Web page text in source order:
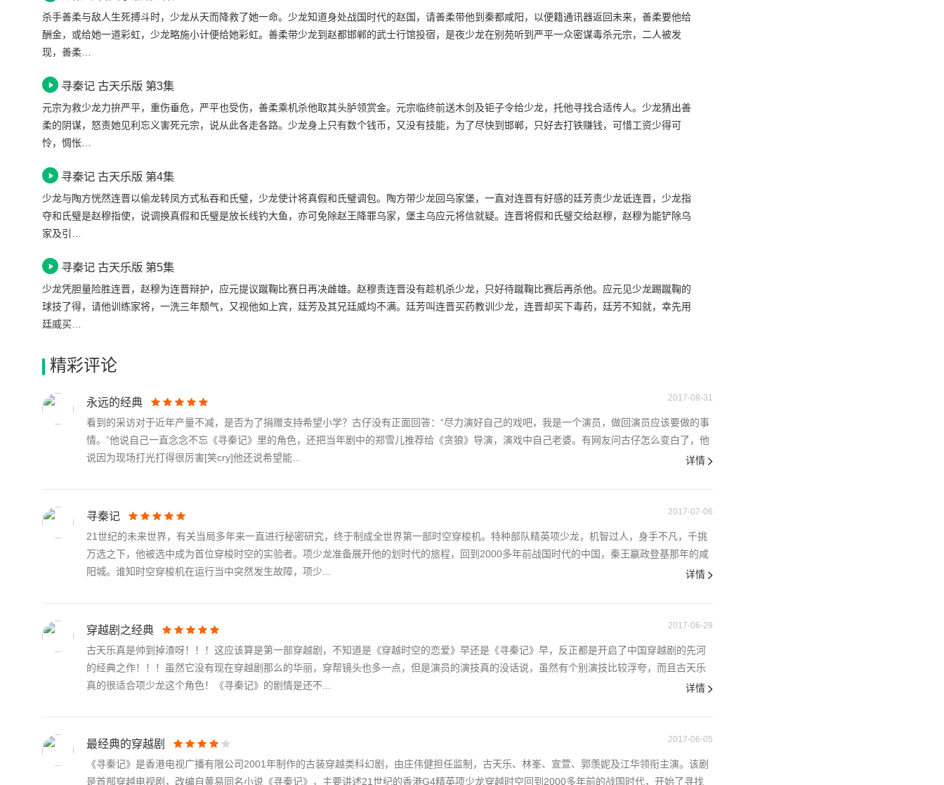
杀手善柔与敌人生死搏斗时，少龙从天而降救了她一命。少龙知道身处战国时代的赵国，请善柔带他到秦都咸阳，以便籍通讯器返回未来，善柔要他给
酬金，或给她一道彩虹，少龙略施小计便给她彩虹。善柔带少龙到赵都邯郸的武士行馆投宿，是夜少龙在别苑听到严平一众密谋毒杀元宗，二人被发
现，善柔…
寻秦记 古天乐版 第3集
元宗为救少龙力拚严平，重伤垂危，严平也受伤，善柔乘机杀他取其头胪领赏金。元宗临终前送木剑及钜子令给少龙，托他寻找合适传人。少龙猜出善
柔的阴谋，怒责她见利忘义害死元宗，说从此各走各路。少龙身上只有数个钱币，又没有技能，为了尽快到邯郸，只好去打铁赚钱，可惜工资少得可
怜，惆怅…
寻秦记 古天乐版 第4集
少龙与陶方恍然连晋以偷龙转凤方式私吞和氏璧，少龙使计将真假和氏璧调包。陶方带少龙回乌家堡，一直对连晋有好感的廷芳责少龙诋连晋，少龙指
夺和氏璧是赵穆指使，说调换真假和氏璧是放长线钓大鱼，亦可免除赵王降罪乌家，堡主乌应元将信就疑。连晋将假和氏璧交给赵穆，赵穆为能铲除乌
家及引…
寻秦记 古天乐版 第5集
少龙凭胆量险胜连晋，赵穆为连晋辩护，应元提议蹴鞠比赛日再决雌雄。赵穆责连晋没有趁机杀少龙，只好待蹴鞠比赛后再杀他。应元见少龙踢蹴鞠的
球技了得，请他训练家将，一洗三年颓气，又视他如上宾，廷芳及其兄廷威均不满。廷芳叫连晋买药教训少龙，连晋却买下毒药，廷芳不知就，幸先用
廷威买…
精彩评论
永远的经典 2017-08-31
看到的采访对于近年产量不减，是否为了捐赠支持希望小学？古仔没有正面回答：“尽力演好自己的戏吧，我是一个演员，做回演员应该要做的事
情。”他说自己一直念念不忘《寻秦记》里的角色，还把当年剧中的郑雪儿推荐给《贪狼》导演，演戏中自己老婆。有网友问古仔怎么变白了，他
说因为现场打光打得很厉害[笑cry]他还说希望能...
详情
寻秦记 2017-07-06
21世纪的未来世界，有关当局多年来一直进行秘密研究，终于制成全世界第一部时空穿梭机。特种部队精英项少龙，机智过人，身手不凡，千挑
万选之下，他被选中成为首位穿梭时空的实验者。项少龙准备展开他的划时代的旅程，回到2000多年前战国时代的中国，秦王嬴政登基那年的咸
阳城。谁知时空穿梭机在运行当中突然发生故障，项少...
详情
穿越剧之经典 2017-06-29
古天乐真是帅到掉渣呀！！！这应该算是第一部穿越剧，不知道是《穿越时空的恋爱》早还是《寻秦记》早，反正都是开启了中国穿越剧的先河
的经典之作！！！虽然它没有现在穿越剧那么的华丽，穿帮镜头也多一点，但是演员的演技真的没话说，虽然有个别演技比较浮夸，而且古天乐
真的很适合项少龙这个角色！《寻秦记》的剧情是还不...
详情
最经典的穿越剧 2017-06-05
《寻秦记》是香港电视广播有限公司2001年制作的古装穿越类科幻剧，由庄伟健担任监制，古天乐、林峯、宣萱、郭羡妮及江华领衔主演。该剧
是首部穿越电视剧，改编自黄易同名小说《寻秦记》，主要讲述21世纪的香港G4精英项少龙穿越时空回到2000多年前的战国时代，开始了寻找